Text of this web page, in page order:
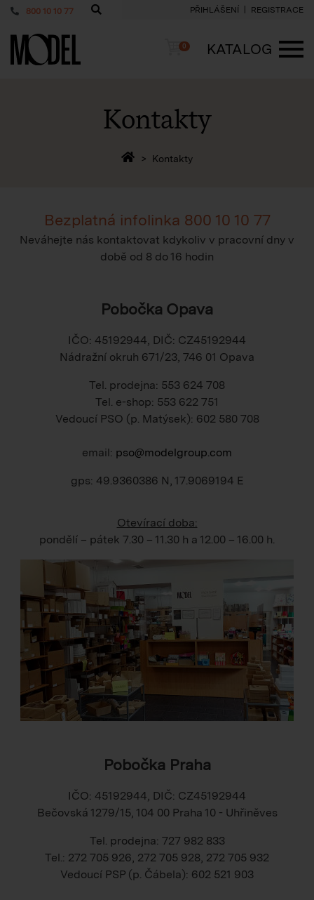
800 10 10 77 PŘIHLÁŠENÍ REGISTRACE
PackShop Košík
0
KATALOG
Kontakty
Zpět na homepage
Kontakty
Bezplatná infolinka 800 10 10 77
Neváhejte nás kontaktovat kdykoliv v pracovní dny v
době od 8 do 16 hodin
Pobočka Opava
IČO: 45192944, DIČ: CZ45192944
Nádražní okruh 671/23, 746 01 Opava
Tel. prodejna: 553 624 708
Tel. e-shop: 553 622 751
Vedoucí PSO (p. Matýsek): 602 580 708
email: pso@modelgroup.com
gps: 49.9360386 N, 17.9069194 E
Otevírací doba:
pondělí – pátek 7.30 – 11.30 h a 12.00 – 16.00 h
Pobočka Praha
IČO: 45192944, DIČ: CZ45192944
Bečovská 1279/15, 104 00 Praha 10 - Uhřiněves
Tel. prodejna: 727 982 833
Tel.: 272 705 926, 272 705 928, 272 705 932
Vedoucí PSP (p. Čábela): 602 521 903